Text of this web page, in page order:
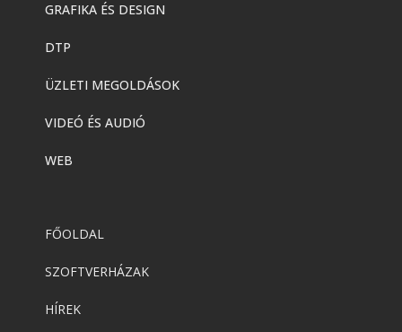
GRAFIKA ÉS DESIGN
DTP
ÜZLETI MEGOLDÁSOK
VIDEÓ ÉS AUDIÓ
WEB
FŐOLDAL
SZOFTVERHÁZAK
HÍREK